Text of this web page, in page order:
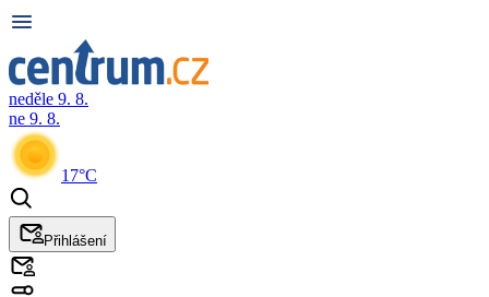
neděle 9. 8.
ne 9. 8.
17°C
Přihlášení